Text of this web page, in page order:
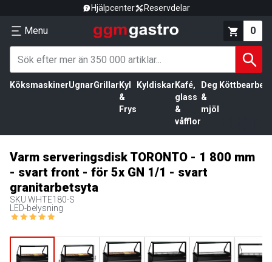
Hjälpcenter Reservdelar
Menu 0
KöksmaskinerUgnarGrillar Kyl
&
Frys
Kyldiskar Kafé,
glass
&
våfflor
Deg
&
mjöl
Varm serveringsdisk TORONTO - 1 800 mm
- svart front - för 5x GN 1/1 - svart
granitarbetsyta
SKU WHTE180-S
LED-belysning